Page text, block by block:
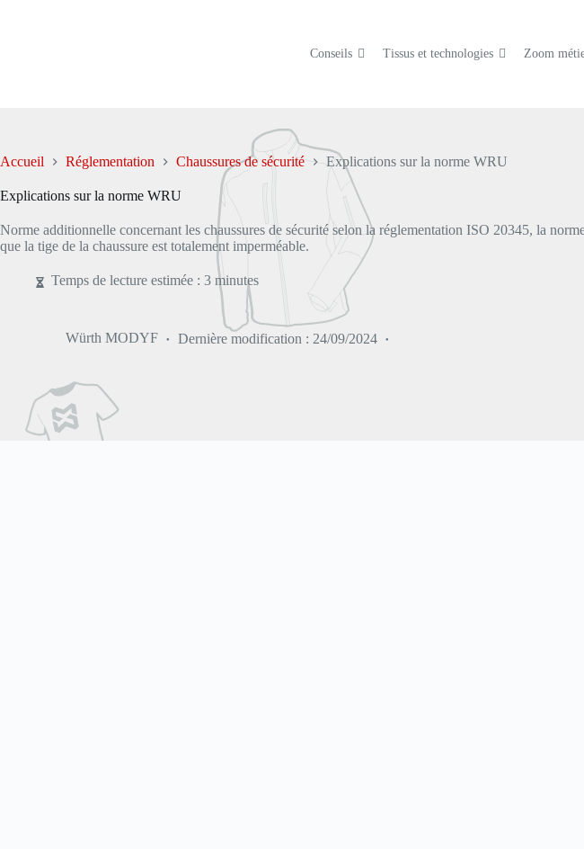
Conseils Tissus et technologies Zoom
Accueil Réglementation Chaussures de sécurité Explications sur la norme WRU
Explications sur la norme WRU
Norme additionnelle concernant les chaussures de sécurité selon la réglementation ISO 20345, la
que la tige de la chaussure est totalement imperméable.
Temps de lecture estimée : 3 minutes
Würth MODYF Dernière modification : 24/09/2024